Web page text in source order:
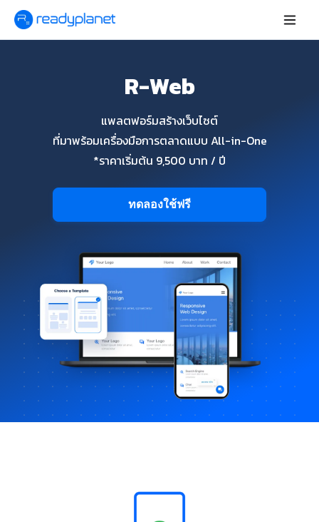
R-Web
แพลตฟอร์มสร้างเว็บไซต์
ที่มาพร้อมเครื่องมือการตลาดแบบ All-in-One
*ราคาเริ่มต้น 9,500 บาท / ปี
ทดลองใช้ฟรี